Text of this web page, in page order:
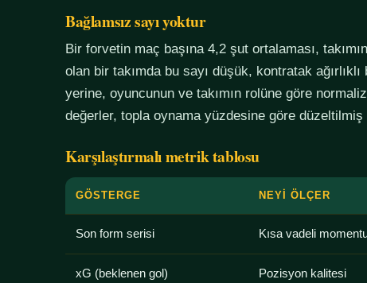
Bağlamsız sayı yoktur
Bir forvetin maç başına 4,2 şut ortalaması,
olan bir takımda bu sayı düşük, kontratak
yerine, oyuncunun ve takımın rolüne göre
değerler, topla oynama yüzdesine göre
Karşılaştırmalı metrik tablosu
GÖSTERGE NEYI ÖLÇER
Son form serisi Kısa vadeli
xG (beklenen gol) Pozisyon kalitesi